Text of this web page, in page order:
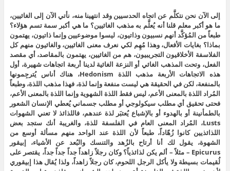
إلى الآن نحن نتكلَّم عن اتجاه الحدسيين وقد انتهينا منه، نأتي الآن إلى الغائيين،
ما هو أكبر معلم قلنا أنه يُعلَّم به مذهب الغائيين؟ ما هي أكبر سمة تسم هؤلاء؟
طبعاً من المُؤكَّد أنهم نسبيون وذاتيون، ليسوا موضوعيين وإنما ذاتيون، يهتمون
بماذا؟ بغايات الأفعال، وهذا مُهِم لكي نعرف معنى الغائيين، والغائيون منهم كل
الفلاسفة الأخلاقيون التجريبيون، هم من الغائيين، يهتمون بالمقاصد، أي مقصد
الفعل، وتحت المذهب الغائي أو النزعة الغائية لدينا أربعة اتجاهات شهيرة، أول
هذه الاتجاهات الأربعة مذهب اللذة Hedonism، هناك أناس يُترجِمونها
بالمنفعة، لكن في الحقيقة هي ليست منفعة وإنما لذة، فهذا مذهب اللذة، وطبعاً
المُراد اللذة بالمعنى الأعم، ليس فقط اللذة الشهوية وإنما اللذة بالمعنى الأعم،
فحتى تحقيق أي مطلب سيكولوجي أو مطلب جسماني يُعطي الإنسان الشعور
بالطمأنينة أو بالهدوء أو بالإشباع يُعتبَر لذة عندهم، فاللذائذ لا تعني الشهوات
Lusts، المُراد المعنى العام في الفلسفة للذة، والغريبة أنك ستجد بعض
اللذائذيين كانوا زُهّاداً، طبعاً لأن اللذة عند الواحد منهم مسألة أوسع من
الشهوة، يقول لك أنا أرتاح بالزُهد والتنسك والبُعد عن الأشياء، إبيقور
Epicurus – مثلاً – ألم يكن لذائذياً؟ وكان رجلاً زاهداً جداً جداً جداً، يقتصر على
لُقيمات بسيطة ولا يأكل الرجل اللحوم، كان رجلاً زاهداً، ولذا يُقال هذا إبيقوري